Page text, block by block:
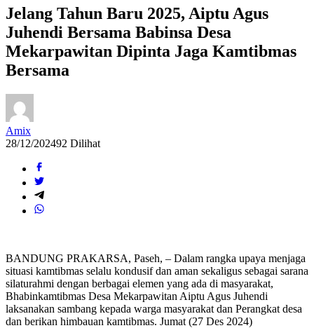
Jelang Tahun Baru 2025, Aiptu Agus
Juhendi Bersama Babinsa Desa
Mekarpawitan Dipinta Jaga Kamtibmas
Bersama
Amix
28/12/202492 Dilihat
BANDUNG PRAKARSA, Paseh, – Dalam rangka upaya menjaga
situasi kamtibmas selalu kondusif dan aman sekaligus sebagai sarana
silaturahmi dengan berbagai elemen yang ada di masyarakat,
Bhabinkamtibmas Desa Mekarpawitan Aiptu Agus Juhendi
laksanakan sambang kepada warga masyarakat dan Perangkat desa
dan berikan himbauan kamtibmas. Jumat (27 Des 2024)